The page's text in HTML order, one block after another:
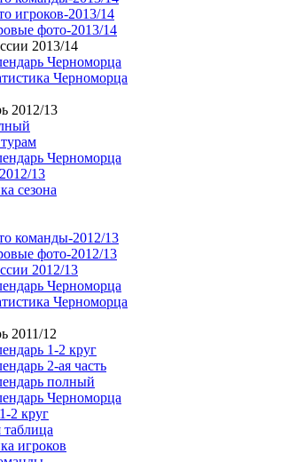
игроков-2013/14
фото-2013/14
2013/14
Черноморца
Черноморца
2012/13
Черноморца
13
сезона
команды-2012/13
фото-2012/13
2012/13
Черноморца
Черноморца
2011/12
1-2 круг
2-ая часть
полный
Черноморца
2 круг
таблица
игроков